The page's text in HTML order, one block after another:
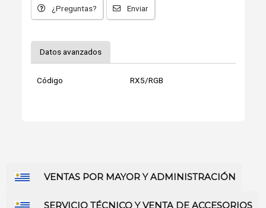
¿Preguntas? Enviar
Datos avanzados
Código RX5/RGB
VENTAS POR MAYOR Y ADMINISTRACIÓN
SERVICIO TÉCNICO Y VENTA DE ACCESORIOS